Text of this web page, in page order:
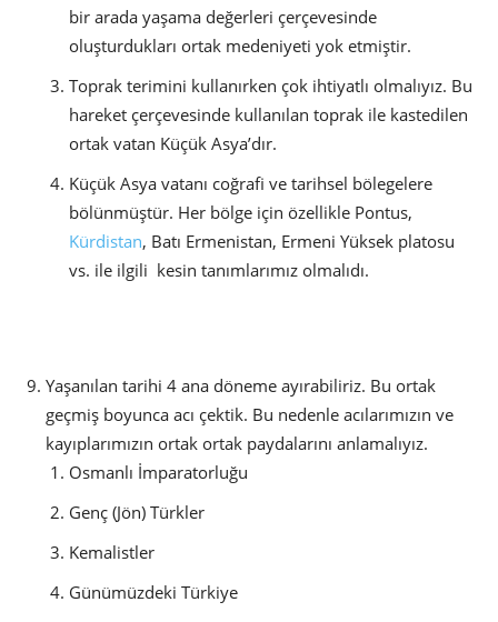
bir arada yaşama değerleri çerçevesinde
oluşturdukları ortak medeniyeti yok etmiştir.
Toprak terimini kullanırken çok ihtiyatlı olmalıyız. Bu
hareket çerçevesinde kullanılan toprak ile kastedilen
ortak vatan Küçük Asya’dır.
Küçük Asya vatanı coğrafi ve tarihsel bölegelere
bölünmüştür. Her bölge için özellikle Pontus,
Kürdistan, Batı Ermenistan, Ermeni Yüksek platosu
vs. ile ilgili kesin tanımlarımız olmalıdı.
Yaşanılan tarihi 4 ana döneme ayırabiliriz. Bu ortak
geçmiş boyunca acı çektik. Bu nedenle acılarımızın ve
kayıplarımızın ortak ortak paydalarını anlamalıyız.
Osmanlı İmparatorluğu
Genç (Jön) Türkler
Kemalistler
Günümüzdeki Türkiye